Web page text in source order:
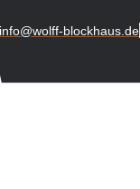
info@wolff-blockhaus.de